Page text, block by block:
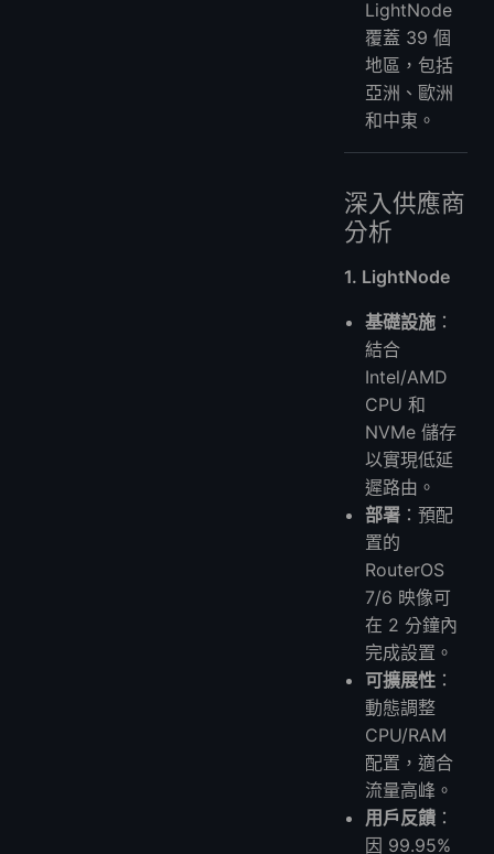
LightNode
覆蓋 39 個
地區，包括
亞洲、歐洲
和中東。
深入供應商
分析
1. LightNode
基礎設施 ：
結合
Intel/AMD
CPU 和
NVMe 儲存
以實現低延
遲路由。
部署 ：預配
置的
RouterOS
7/6 映像可
在 2 分鐘內
完成設置。
可擴展性 ：
動態調整
CPU/RAM
配置，適合
流量高峰。
用戶反饋 ：
因 99.95%